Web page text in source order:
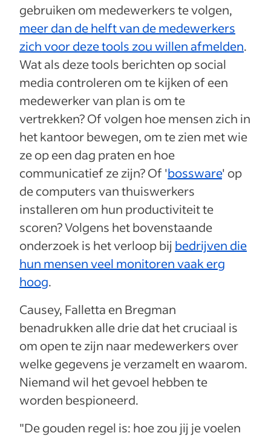
gebruiken om medewerkers te volgen,
meer dan de helft van de medewerkers
zich voor deze tools zou willen afmelden.
Wat als deze tools berichten op social
media controleren om te kijken of een
medewerker van plan is om te
vertrekken? Of volgen hoe mensen zich in
het kantoor bewegen, om te zien met wie
ze op een dag praten en hoe
communicatief ze zijn? Of 'bossware' op
de computers van thuiswerkers
installeren om hun productiviteit te
scoren? Volgens het bovenstaande
onderzoek is het verloop bij bedrijven die
hun mensen veel monitoren vaak erg
hoog.
Causey, Falletta en Bregman
benadrukken alle drie dat het cruciaal is
om open te zijn naar medewerkers over
welke gegevens je verzamelt en waarom.
Niemand wil het gevoel hebben te
worden bespioneerd.
"De gouden regel is: hoe zou jij je voelen